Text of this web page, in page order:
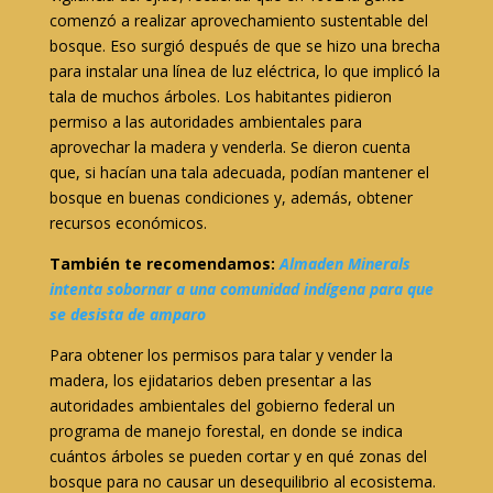
comenzó a realizar aprovechamiento sustentable del
bosque. Eso surgió después de que se hizo una brecha
para instalar una línea de luz eléctrica, lo que implicó la
tala de muchos árboles. Los habitantes pidieron
permiso a las autoridades ambientales para
aprovechar la madera y venderla. Se dieron cuenta
que, si hacían una tala adecuada, podían mantener el
bosque en buenas condiciones y, además, obtener
recursos económicos.
También te recomendamos:Almaden Minerals
intenta sobornar a una comunidad indígena para que
se desista de amparo
Para obtener los permisos para talar y vender la
madera, los ejidatarios deben presentar a las
autoridades ambientales del gobierno federal un
programa de manejo forestal, en donde se indica
cuántos árboles se pueden cortar y en qué zonas del
bosque para no causar un desequilibrio al ecosistema.